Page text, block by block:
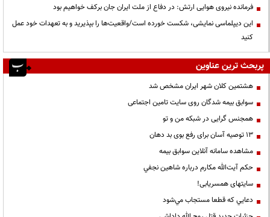
فرمانده نیروی هوایی ارتش: در دفاع از ملت ایران جان برکف خواهیم بود
این دیپلماسی نمایشی، شکست خورده است/واقعیت‌ها را بپذیرید و به تعهدات خود عمل
کنید
پربحث ترین عناوین
هشتمین کلان شهر ایران مشخص شد
سوابق بیمه شدگان روی سایت تامین اجتماعی
همجنس گرایی در شبکه من و تو
13 توصیه آسان برای رفع بوی بد دهان
مشاهده سامانه آنلاين سوابق بیمه
حكم آيت‌الله مكارم درباره شاهين نجفي
سایتهای همسریابی!
دعايي كه قطعا مستجاب مي‌شود